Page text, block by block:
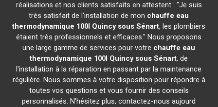
réalisations et nos clients satisfaits en attestent : "Je suis
très satisfait de l'installation de mon chauffe eau
thermodynamique 100l Quincy sous Sénart, les plombiers
étaient très professionnels et efficaces." Nous proposons
une large gamme de services pour votre chauffe eau
thermodynamique 100l Quincy sous Sénart, de
l'installation à la réparation en passant par la maintenance
régulière. Nous sommes à votre disposition pour répondre à
toutes vos questions et vous fournir des conseils
personnalisés. N'hésitez plus, contactez-nous aujourd